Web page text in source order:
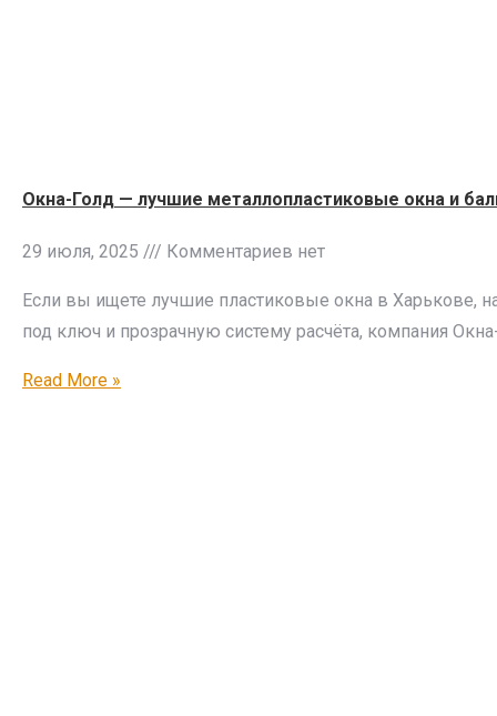
Окна-Голд — лучшие металлопластиковые окна и
29 июля, 2025 Комментариев нет
Если вы ищете лучшие пластиковые окна в Харькове,
под ключ и прозрачную систему расчёта, компания
Read More »